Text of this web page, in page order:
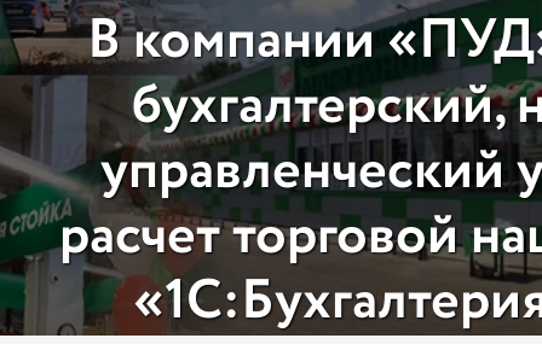
В компании
бухгалтерский,
управленческий
расчет торговой